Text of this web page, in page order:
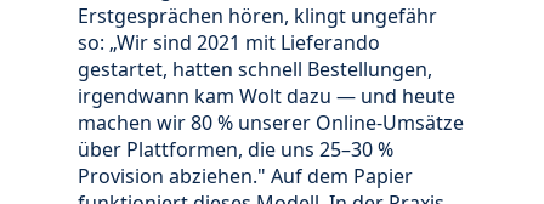
Erstgesprächen hören, klingt ungefähr
so: „Wir sind 2021 mit Lieferando
gestartet, hatten schnell Bestellungen,
irgendwann kam Wolt dazu — und heute
machen wir 80 % unserer Online-Umsätze
über Plattformen, die uns 25–30 %
Provision abziehen." Auf dem Papier